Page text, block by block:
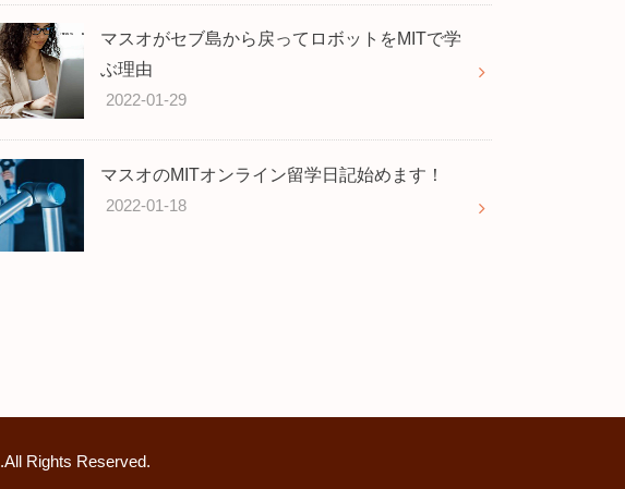
マスオがセブ島から戻ってロボットをMITで学
ぶ理由
2022-01-29
マスオのMITオンライン留学日記始めます！
2022-01-18
.All Rights Reserved.